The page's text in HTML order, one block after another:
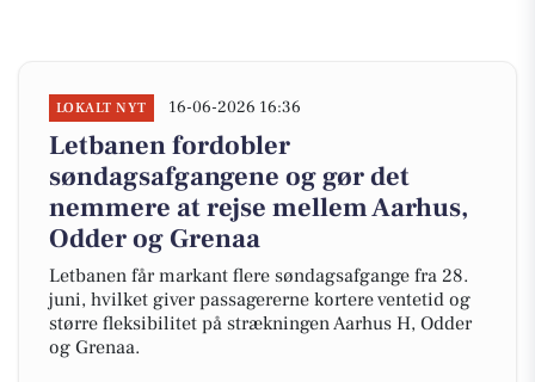
LOKALT NYT 16-06-2026 16:36
Letbanen fordobler
søndagsafgangene og gør det
nemmere at rejse mellem Aarhus,
Odder og Grenaa
Letbanen får markant flere søndagsafgange fra 28.
juni, hvilket giver passagererne kortere ventetid og
større fleksibilitet på strækningen Aarhus H, Odder
og Grenaa.